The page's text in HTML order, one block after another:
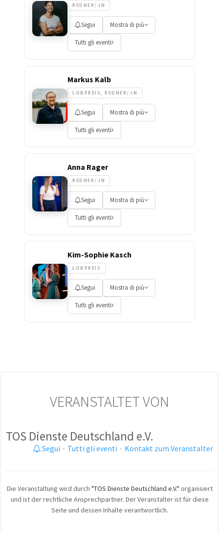
REDNER/-IN
Segui Mostra di più
Tutti gli eventi
Markus Kalb
LOBPREIS, REDNER/-IN
Segui Mostra di più
Tutti gli eventi
Anna Rager
REDNER/-IN
Segui Mostra di più
Tutti gli eventi
Kim-Sophie Kasch
LOBPREIS
Segui Mostra di più
Tutti gli eventi
VERANSTALTET VON
TOS Dienste Deutschland e.V.
Segui · Tutti gli eventi · Kontakt zum Veranstalter
Die Veranstaltung wird durch "TOS Dienste Deutschland e.V." organisiert
und ist der rechtliche Ansprechpartner. Der Veranstalter ist für diese
Seite und dessen Inhalte verantwortlich.